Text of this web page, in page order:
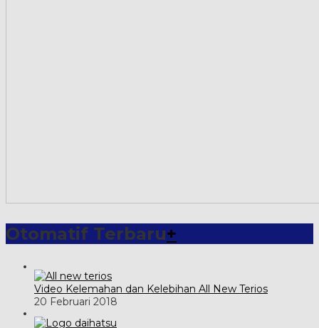
Otomatif Terbaru+
Video Kelemahan dan Kelebihan All New Terios
20 Februari 2018